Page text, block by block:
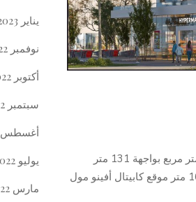
كابيتال أفينو مول العاصمة الإدارية من شركة أبو ظبي للتطوير العقاري المول على مساحة 6000 متر مربع بواجهة 131 متر
مباشرة على حي السفارات مكون من 2 بيزمانت + أرضي + 3 أدوار العمق 60 متر- ارتفاع المول 16 متر موقع كابيتال أفينو مول
يناير 2023
نوفمبر 2022
أكتوبر 2022
سبتمبر 2022
أغسطس 2022
يوليو 2022
مارس 2022